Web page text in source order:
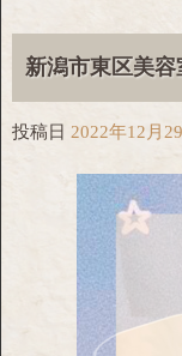
新潟市東区美容
投稿日 2022年12月